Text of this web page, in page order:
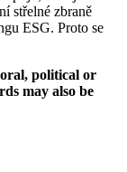
střelné zbraně
ESG. Proto se
political or
may also be